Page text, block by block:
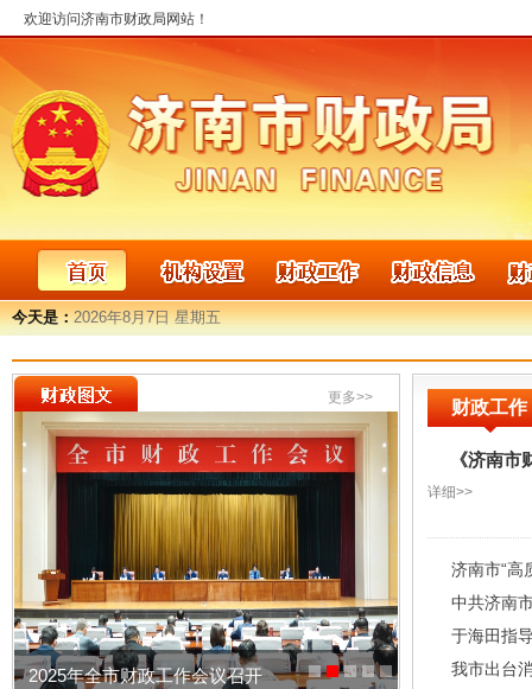
欢迎访问济南市财政局网站！
今天是：2026年8月7日 星期五
更多>>
2025年全市财政工作会议召开 《济南市政府
财政工作
《济南
详细>>
济南市“高
中共济南
于海田指
我市出台